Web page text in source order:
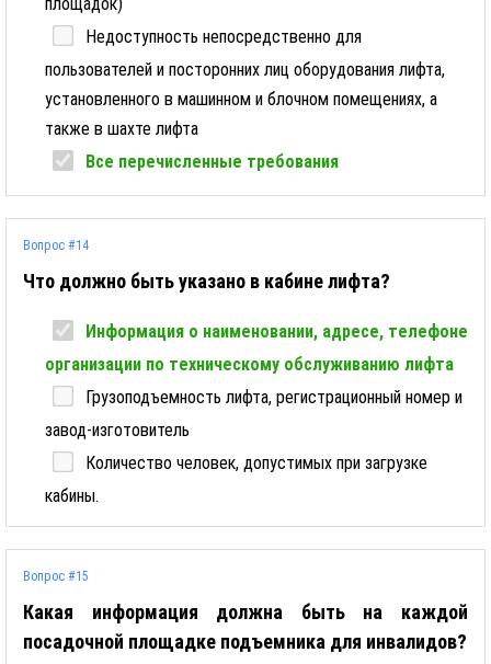
Недоступность непосредственно для
пользователей и посторонних лиц оборудования лифта,
установленного в машинном и блочном помещениях, а
также в шахте лифта
Все перечисленные требования
Вопрос #14
Что должно быть указано в кабине лифта?
Информация о наименовании, адресе, телефоне
организации по техническому обслуживанию лифта
Грузоподъемность лифта, регистрационный номер и
завод-изготовитель
Количество человек, допустимых при загрузке
кабины.
Вопрос #15
Какая информация должна быть на каждой
посадочной площадке подъемника для инвалидов?